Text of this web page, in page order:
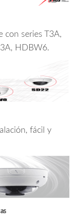
con series T3A,
HDBW6.
fácil y